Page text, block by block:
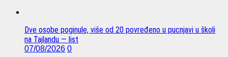
Dve osobe poginule, više od 20 povređeno u pucnjavi u školi
na Tajlandu — list
07/08/2026 0